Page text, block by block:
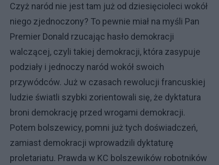
Czyż naród nie jest tam już od dziesięcioleci wokół
niego zjednoczony? To pewnie miał na myśli Pan
Premier Donald rzucając hasło demokracji
walczącej, czyli takiej demokracji, która zasypuje
podziały i jednoczy naród wokół swoich
przywódców. Już w czasach rewolucji francuskiej
ludzie światli szybki zorientowali się, że dyktatura
broni demokrację przed wrogami demokracji.
Potem bolszewicy, pomni już tych doświadczeń,
zamiast demokracji wprowadzili dyktaturę
proletariatu. Prawda w KC bolszewików robotników